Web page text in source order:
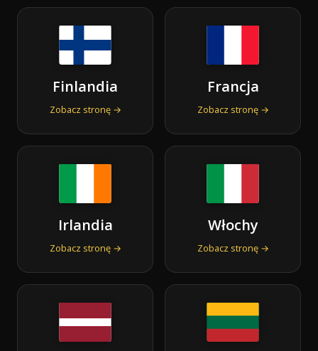
Finlandia
Zobacz stronę →
Francja
Zobacz stronę →
Irlandia
Zobacz stronę →
Włochy
Zobacz stronę →